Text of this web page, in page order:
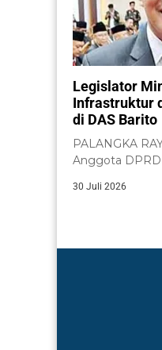
Legislator
Infrastruktur
di DAS Barito
PALANGKA
Anggota
30 Juli 2026